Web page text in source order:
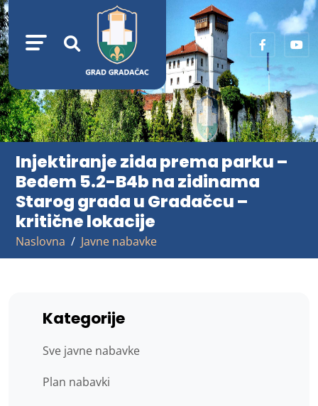
Injektiranje zida prema parku –
Bedem 5.2-B4b na zidinama
Starog grada u Gradačcu –
kritične lokacije
Naslovna Javne nabavke
Kategorije
Sve javne nabavke
Plan nabavki